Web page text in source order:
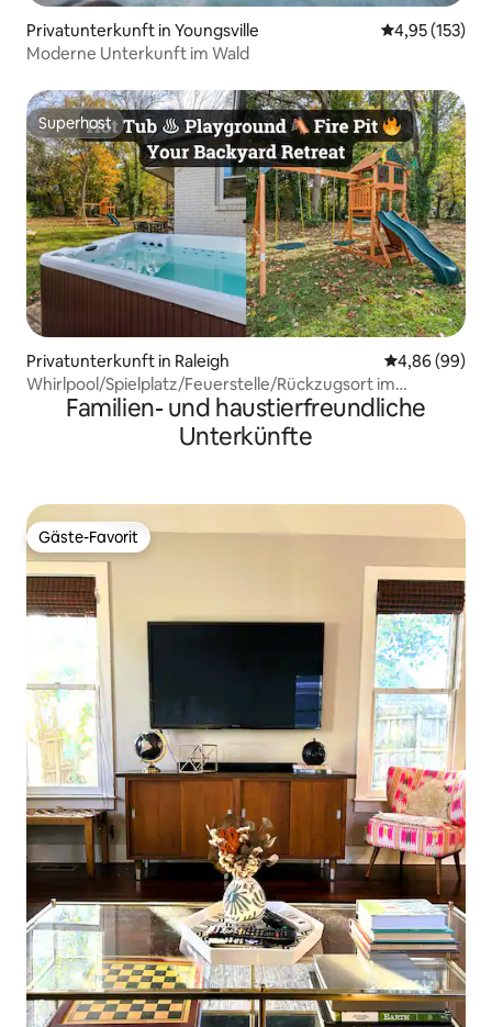
Privatunterkunft in Youngsville
4,95 (153)
Moderne Unterkunft im Wald
Superhost
Superhost
Privatunterkunft in Raleigh
4,86 (99)
Whirlpool/Spielplatz/Feuerstelle/Rückzugsort im
HinterhofFamilien- und haustierfreundliche
Unterkünfte
Gäste-Favorit
Gäste-Favorit